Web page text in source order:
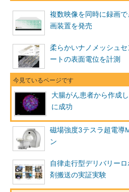
複数映像を同時に録画
画装置を発売
柔らかいナノメッシュ
ートの表面電位を計測
大腸がん患者から作成
に成功
磁場強度3テスラ超電導
ン
自律走行型デリバリー
剤搬送の実証実験